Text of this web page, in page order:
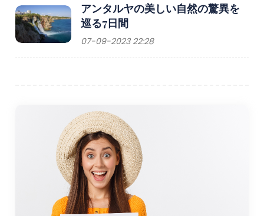
アンタルヤの美しい自然の驚異を
巡る7日間
07-09-2023 22:28